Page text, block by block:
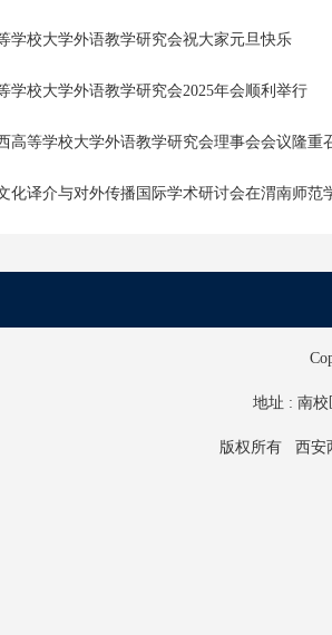
学校大学外语教学研究会祝大家元旦快乐
学校大学外语教学研究会2025年会顺利举行
高等学校大学外语教学研究会理事会会议隆重
化译介与对外传播国际学术研讨会在渭南师范
地址 : 南校
版权所有 西安